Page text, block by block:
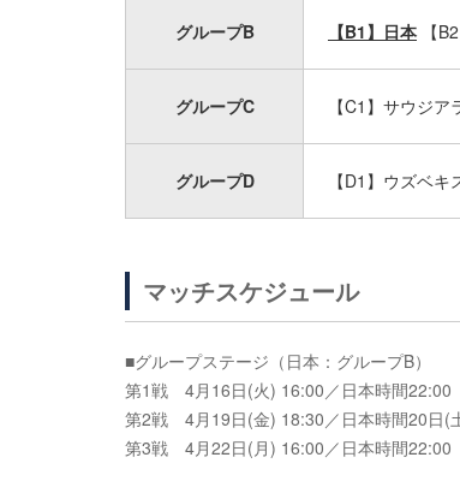
グループB 【B1】日本 【
グループC 【C1】サウジ
グループD 【D1】ウズベ
マッチスケジュール
■グループステージ（日本：グループB）
第1戦 4月16日(火) 16:00／日本時間22:00
第2戦 4月19日(金) 18:30／日本時間20日(
第3戦 4月22日(月) 16:00／日本時間22:00